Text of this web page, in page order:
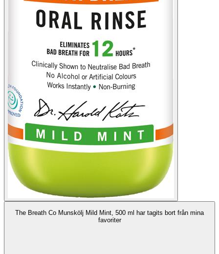
The Breath Co Munskölj Mild Mint, 500 ml har tagits bort från mina
favoriter